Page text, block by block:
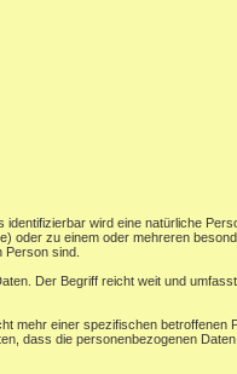
identifizierbar wird eine natürliche
oder zu einem oder mehreren
sind.
Der Begriff reicht weit und
mehr einer spezifischen betroffenen
dass die personenbezogenen